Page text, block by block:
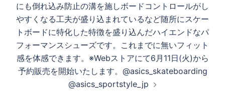
にも倒れ込み防止の溝を施しボードコントロールがし
やすくなる工夫が盛り込まれているなど随所にスケー
トボードに特化した特徴を盛り込んだハイエンドなパ
フォーマンスシューズです。これまでに無いフィット
感を体感できます。※Webストアにて6月11日(火)から
予約販売を開始いたします。@asics_skateboarding
@asics_sportstyle_jp